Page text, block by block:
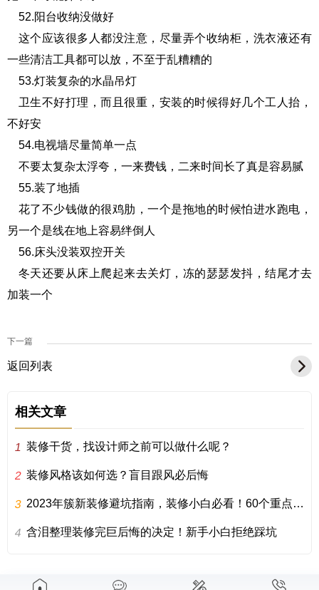
52.阳台收纳没做好
这个应该很多人都没注意，尽量弄个收纳柜，洗衣液还有
一些清洁工具都可以放，不至于乱糟糟的
53.灯装复杂的水晶吊灯
卫生不好打理，而且很重，安装的时候得好几个工人抬，
不好安
54.电视墙尽量简单一点
不要太复杂太浮夸，一来费钱，二来时间长了真是容易腻
55.装了地插
花了不少钱做的很鸡肋，一个是拖地的时候怕进水跑电，
另一个是线在地上容易绊倒人
56.床头没装双控开关
冬天还要从床上爬起来去关灯，冻的瑟瑟发抖，结尾才去
加装一个
下一篇
返回列表
相关文章
1 装修干货，找设计师之前可以做什么呢？
2 装修风格该如何选？盲目跟风必后悔
3 2023年簇新装修避坑指南，装修小白必看！60个重点别踩雷！
4 含泪整理装修完巨后悔的决定！新手小白拒绝踩坑